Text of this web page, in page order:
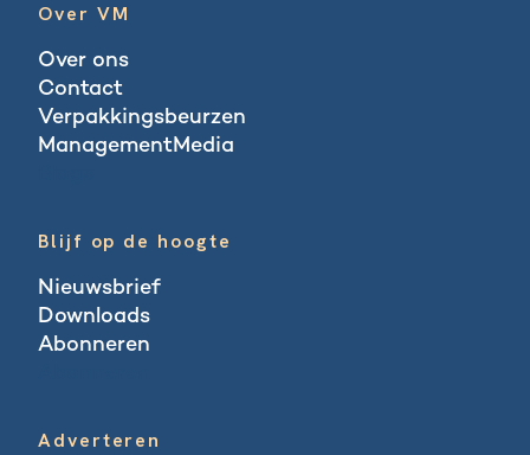
Over VM
Over ons
Contact
Verpakkingsbeurzen
ManagementMedia
Blijf op de hoogte
Nieuwsbrief
Downloads
Abonneren
Adverteren